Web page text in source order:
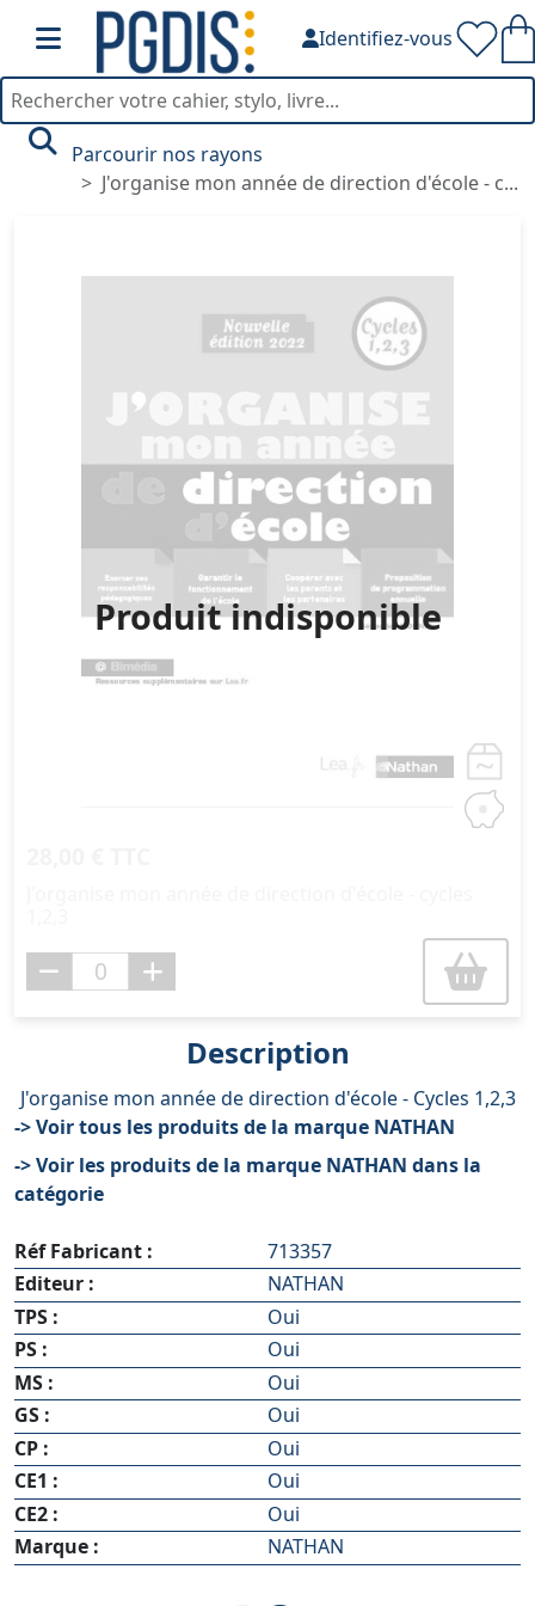
Identifiez-vous
Parcourir nos rayons
J'organise mon année de direction d'école - c...
Produit indisponible
Description
J'organise mon année de direction d'école - Cycles 1,2,3
-> Voir tous les produits de la marque NATHAN
-> Voir les produits de la marque NATHAN dans la
catégorie
Réf Fabricant :
713357
Editeur :
NATHAN
TPS :
Oui
PS :
Oui
MS :
Oui
GS :
Oui
CP :
Oui
CE1 :
Oui
CE2 :
Oui
Marque :
NATHAN